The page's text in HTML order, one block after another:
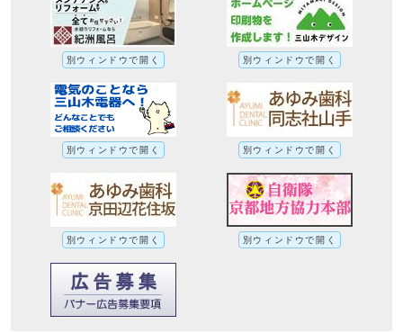
別ウィンドウで開く 別ウィンドウで開く
別ウィンドウで開く 別ウィンドウで開く
別ウィンドウで開く 別ウィンドウで開く